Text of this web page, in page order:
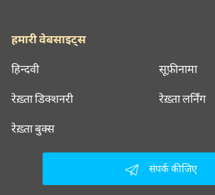
हमारी वेबसाइट्स
हिन्दवी सूफ़ीनामा
रेख़्ता डिक्शनरी रेख़्ता लर्निंग
रेख़्ता बुक्स
संपर्क कीजिए